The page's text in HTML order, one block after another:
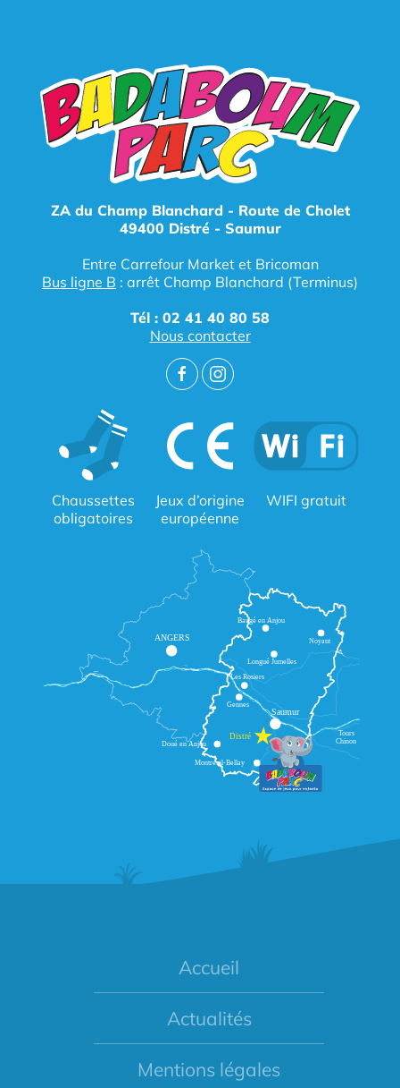
ZA du Champ Blanchard - Route de Cholet
49400 Distré - Saumur
Entre Carrefour Market et Bricoman
Bus ligne B : arrêt Champ Blanchard (Terminus)
Tél : 02 41 40 80 58
Nous contacter
Chaussettes
obligatoires
Jeux d’origine
européenne
WIFI gratuit
Accueil
Actualités
Mentions légales